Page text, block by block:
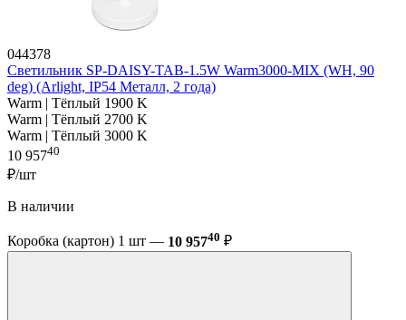
044378
Светильник SP-DAISY-TAB-1.5W Warm3000-MIX (WH, 90
deg) (Arlight, IP54 Металл, 2 года)
Warm | Тёплый 1900 K
Warm | Тёплый 2700 K
Warm | Тёплый 3000 K
10 95740
₽/шт
В наличии
Коробка (картон) 1 шт — 10 95740 ₽